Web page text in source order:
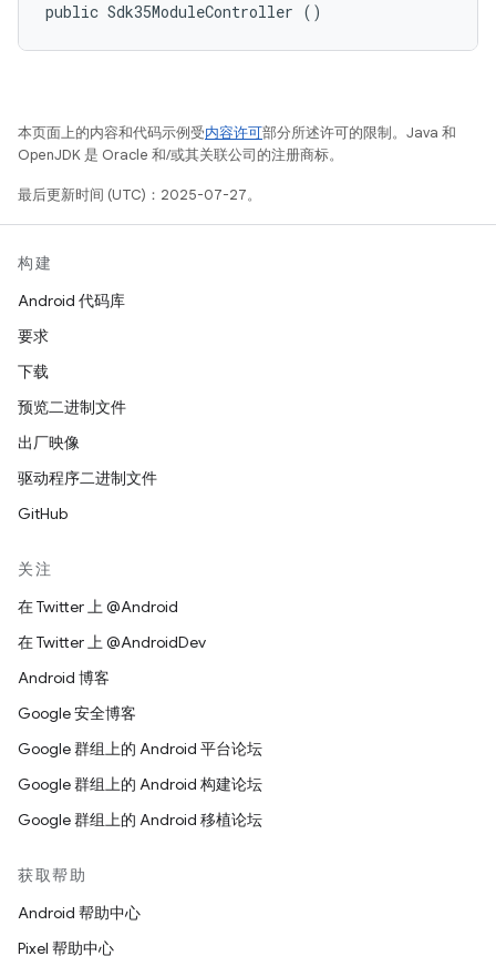
public Sdk35ModuleController ()
本页面上的内容和代码示例受内容许可部分所述许可的限制。Java 和
OpenJDK 是 Oracle 和/或其关联公司的注册商标。
最后更新时间 (UTC)：2025-07-27。
构建
Android 代码库
要求
下载
预览二进制文件
出厂映像
驱动程序二进制文件
GitHub
关注
在 Twitter 上 @Android
在 Twitter 上 @AndroidDev
Android 博客
Google 安全博客
Google 群组上的 Android 平台论坛
Google 群组上的 Android 构建论坛
Google 群组上的 Android 移植论坛
获取帮助
Android 帮助中心
Pixel 帮助中心